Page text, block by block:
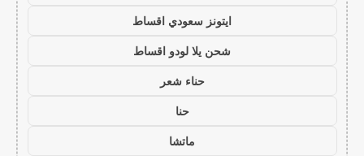
ايتونز سعودي اقساط
شحن يلا لودو اقساط
حناء شعر
حنا
ماتشا